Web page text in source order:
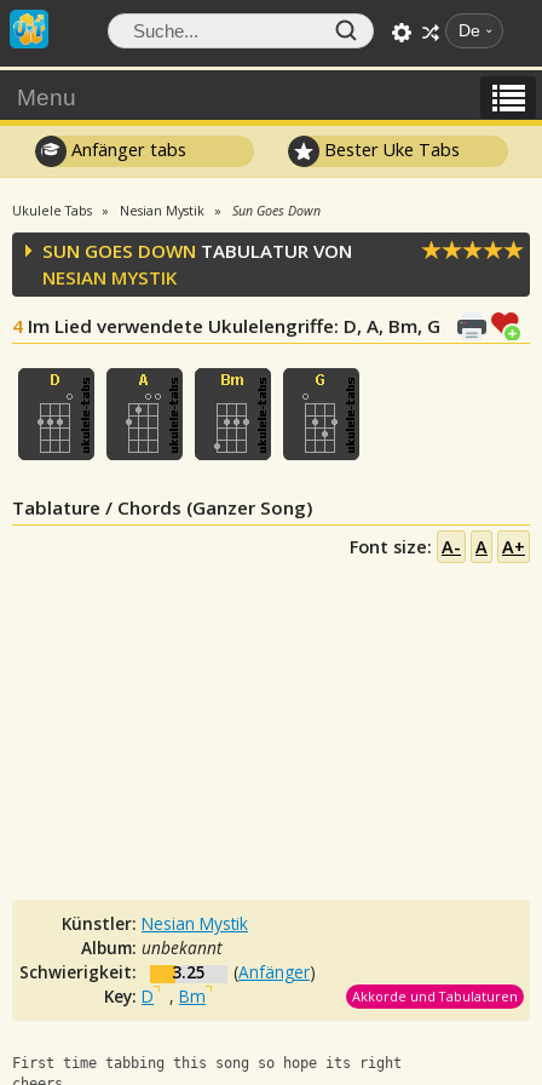
De
Menu
Anfänger tabs Bester Uke Tabs
Ukulele Tabs Nesian Mystik Sun Goes Down
SUN GOES DOWN TABULATUR VON
NESIAN MYSTIK
4 Im Lied verwendete Ukulelengriffe: D, A, Bm, G
Tablature / Chords (Ganzer Song)
Font size: A- A A+
Künstler: Nesian Mystik
Album: unbekannt
Schwierigkeit:
3.25 (Anfänger)
Key: D , Bm Akkorde und Tabulaturen
First time tabbing this song so hope its right